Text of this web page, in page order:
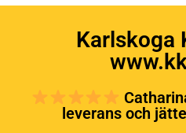
Karlskoga
leverans och